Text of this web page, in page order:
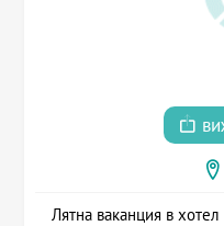
Лятна ваканция в